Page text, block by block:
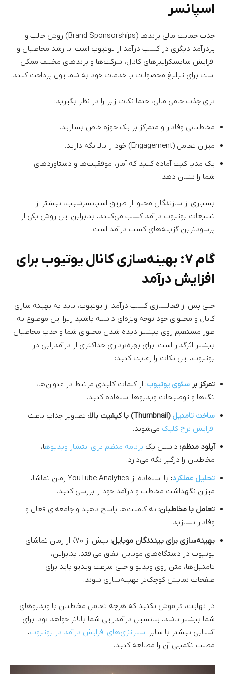
اسپانسر
جذب حمایت مالی برندها (Brand Sponsorships) روش جالب و
پردرآمد دیگری در کسب درآمد از یوتیوب است. با رشد مخاطبان و
افزایش سابسکرایبر‌های کانال، شرکت‌ها و برند‌های مختلف ممکن
است برای تبلیغ محصولات یا خدمات خود به شما پول پرداخت کنند.
برای جذب حامی مالی، حتما نکات زیر را در نظر بگیرید:
مخاطبانی وفادار و متمرکز بر یک حوزه خاص بسازید.
میزان تعامل (Engagement) خود را بالا نگه دارید.
یک مدیا کیت آماده کنید که آمار، موفقیت‌ها و دستاوردهای
شما را نشان دهد.
بسیاری از سازندگان محتوا از طریق اسپانسرشیپ، بیشتر از
تبلیغات یوتیوب درآمد کسب می‌کنند، بنابراین این روش یکی از
پرسودترین گزینه‌های کسب درآمد است.
گام ۷: بهینه‌سازی کانال یوتیوب برای
افزایش درآمد
حتی پس از فعالسازی کسب درآمد از یوتیوب، باید به بهینه سازی
کانال و محتوای خود توجه ویژه‌ای داشته باشید زیرا این موضوع به
طور مستقیم روی بیشتر دیده شدن محتوای شما و جذب مخاطبان
بیشتر اثرگذار است. برای بهره‌برداری حداکثری از درآمدزایی در
یوتیوب، این نکات را رعایت کنید:
تمرکز بر سئوی یوتیوب: از کلمات کلیدی مرتبط در عنوان‌ها،
تگ‌ها و توضیحات ویدیوها استفاده کنید.
ساخت تامنیل (Thumbnail) با کیفیت بالا
: تصاویر جذاب باعث
افزایش نرخ کلیک می‌شوند.
آپلود منظم: داشتن یک برنامه منظم برای انتشار ویدیوها،
مخاطبان را درگیر نگه می‌دارد.
تحلیل عملکرد:
با استفاده از YouTube Analytics زمان تماشا،
میزان نگهداشت مخاطب و درآمد خود را بررسی کنید.
تعامل با مخاطبان: به کامنت‌ها پاسخ دهید و جامعه‌ای فعال و
وفادار بسازید.
بهینه‌سازی برای بینندگان موبایل:
بیش از ۷۰٪ از زمان تماشای
یوتیوب در دستگاه‌های موبایل اتفاق می‌افتد. بنابراین،
تامنیل‌ها، متن روی ویدیو و حتی سرعت ویدیو باید برای
صفحات نمایش کوچک‌تر بهینه‌سازی شوند.
در نهایت، فراموش نکنید که هرچه تعامل مخاطبان با ویدیوهای
شما بیشتر باشد، پتانسیل درآمدزایی شما بالاتر خواهد بود. برای
آشنایی بیشتر با سایر استراتژی‌های افزایش درآمد در یوتیوب،
مطلب تکمیلی آن را مطالعه کنید.